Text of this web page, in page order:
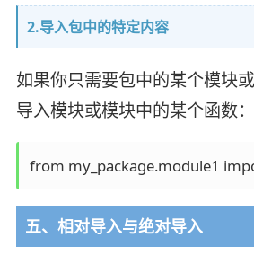
2.导入包中的特定内容
如果你只需要包中的某个模块
导入模块或模块中的某个函数：
五、相对导入与绝对导入